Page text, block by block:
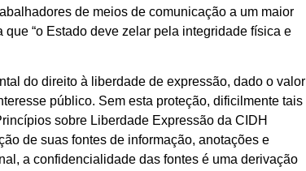
de meios de comunicação a um maior
“o Estado deve zelar pela integridade física e
do direito à liberdade de expressão, dado o valor
público. Sem esta proteção, dificilmente tais
sobre Liberdade Expressão da CIDH
de suas fontes de informação, anotações e
a confidencialidade das fontes é uma derivação